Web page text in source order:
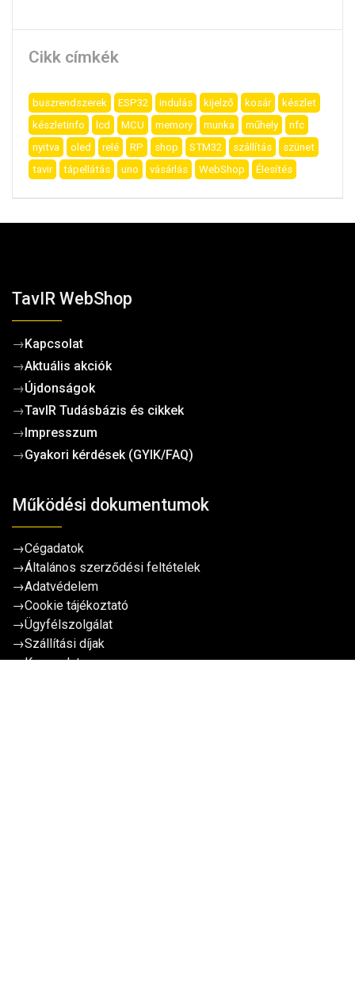
Cikk címkék
buszrendszerek ESP32 indulás kijelző kosár
készlet
készletinfo
lcd MCU memory munka műhely
nfc
nyitva
oled relé RP shop STM32 szállítás
szünet
tavir
tápellátás uno vásárlás WebShop Élesítés
TavIR WebShop
→Kapcsolat
→Aktuális akciók
→Újdonságok
→TavIR Tudásbázis és cikkek
→ Impresszum
→Gyakori kérdések (GYIK/FAQ)
Működési dokumentumok
→Cégadatok
→Általános szerződési feltételek
→Adatvédelem
→Cookie tájékoztató
→Ügyfélszolgálat
→Szállítási díjak
→Kapcsolat